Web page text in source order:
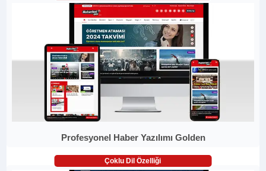
Profesyonel Haber Yazılımı Golden
Çoklu Dil Özelliği